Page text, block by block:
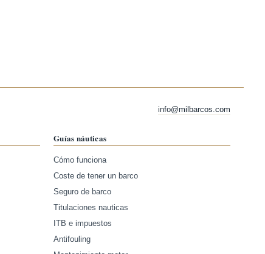
info@milbarcos.com
Guías náuticas
Cómo funciona
Coste de tener un barco
Seguro de barco
Titulaciones nauticas
ITB e impuestos
Antifouling